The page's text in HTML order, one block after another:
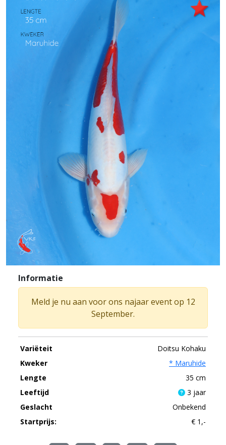
Informatie
Meld je nu aan voor ons najaar event op 12
September.
Variëteit
Doitsu Kohaku
Kweker
* Maruhide
Lengte
35 cm
Leeftijd
3 jaar
Geslacht
Onbekend
Startprijs:
€ 1,-